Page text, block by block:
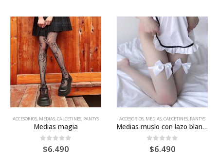
ACCESORIOS, MEDIAS, CALCETINES, PANTYS
Medias magia
out of 5
$6.490
ACCESORIOS, MEDIAS, CALCETINES, PANTYS
Medias muslo con lazo blanco
out of 5
$6.490